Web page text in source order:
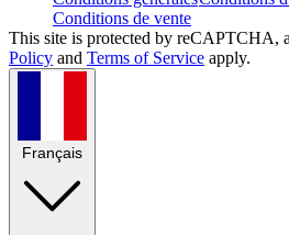
Conditions de vente
This site is protected by reCAPTCHA,
Policy and Terms of Service apply.
Français